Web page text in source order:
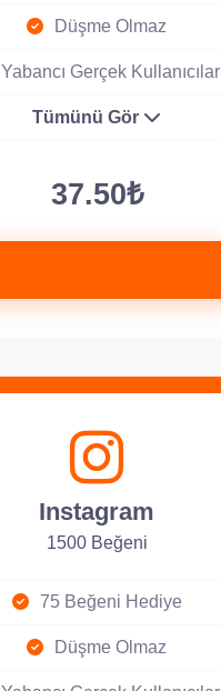
Düşme Olmaz
Yabancı Gerçek Kullanıcılar
Tümünü Gör
37.50₺
Instagram
1500 Beğeni
75 Beğeni Hediye
Düşme Olmaz